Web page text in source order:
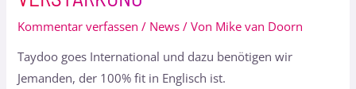
Kommentar verfassen / News / Von Mike van Doorn
Taydoo goes International und dazu benötigen wir
Jemanden, der 100% fit in Englisch ist.